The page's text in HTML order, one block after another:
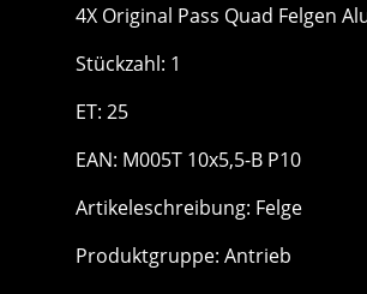
4X Original Pass Quad Felgen
Stückzahl: 1
ET: 25
EAN: M005T 10x5,5-B P10
Artikeleschreibung: Felge
Produktgruppe: Antrieb